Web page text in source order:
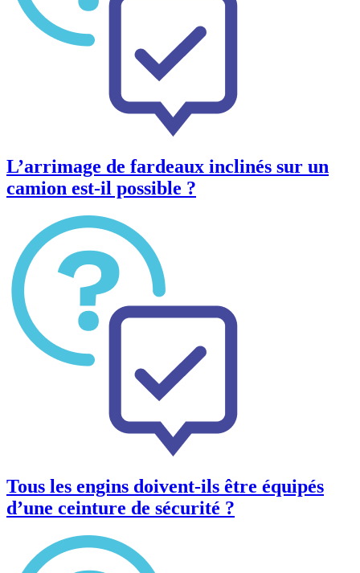
L’arrimage de fardeaux inclinés sur un
camion est-il possible ?
Tous les engins doivent-ils être équipés
d’une ceinture de sécurité ?